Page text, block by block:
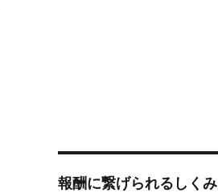
報酬に繋げられるしくみ